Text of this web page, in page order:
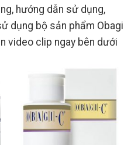
hướng dẫn sử dụng,
dụng bộ sản phẩm Obagi
video clip ngay bên dưới